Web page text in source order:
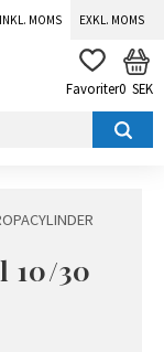
INKL. MOMS EXKL. MOMS
FAVORITER
0 SEK
10/30